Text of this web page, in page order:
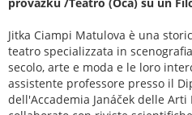
Jitka Ciampi Matulova è una
teatro specializzata in
secolo, arte e moda e le loro
assistente professore presso il
dell'Accademia Janáček delle